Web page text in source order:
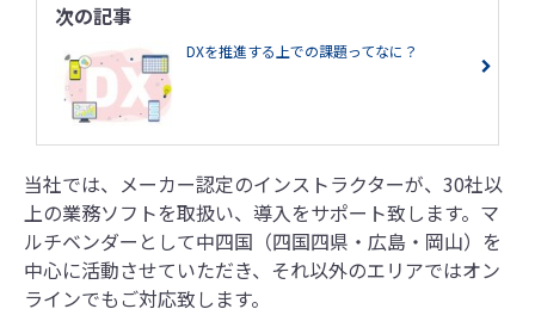
次の記事
DXを推進する上での課題ってなに？
当社では、メーカー認定のインストラクターが、30社以
上の業務ソフトを取扱い、導入をサポート致します。マ
ルチベンダーとして中四国（四国四県・広島・岡山）を
中心に活動させていただき、それ以外のエリアではオン
ラインでもご対応致します。